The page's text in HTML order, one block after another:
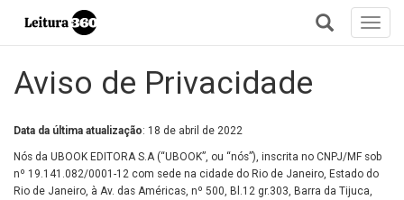
Aviso de Privacidade
Data da última atualização: 18 de abril de 2022
Nós da UBOOK EDITORA S.A (“UBOOK”, ou “nós”), inscrita no CNPJ/MF sob
nº 19.141.082/0001-12 com sede na cidade do Rio de Janeiro, Estado do
Rio de Janeiro, à Av. das Américas, nº 500, Bl.12 gr.303, Barra da Tijuca,